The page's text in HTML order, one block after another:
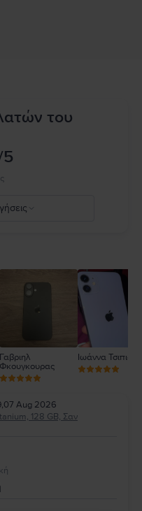
του
Γαβριηλ
Φκουγκουρας
Ιωάννα
,07 Aug 2026
128 GB, Σαν